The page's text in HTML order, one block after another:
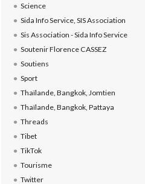
Science
Sida Info Service, SIS Association
Sis Association - Sida Info Service
Soutenir Florence CASSEZ
Soutiens
Sport
Thaïlande, Bangkok, Jomtien
Thaïlande, Bangkok, Pattaya
Threads
Tibet
TikTok
Tourisme
Twitter